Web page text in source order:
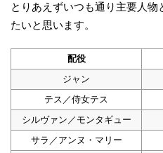
とりあえずいつも通り主要人
たいと思います。
配役
ジャン
テス／侍女テス
シルヴァン／モンタギュー
サラ／アンヌ・マリー